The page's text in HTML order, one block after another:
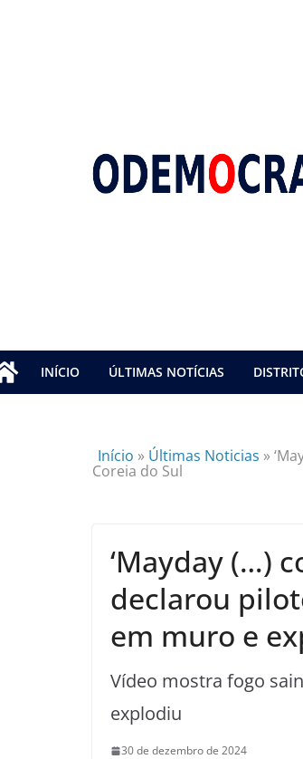
INÍCIO ÚLTIMAS NOTÍCIAS
Início » Últimas Noticias »
Coreia do Sul
‘Mayday (…)
declarou
em muro e
Vídeo mostra fogo
explodiu
30 de dezembro de 2024